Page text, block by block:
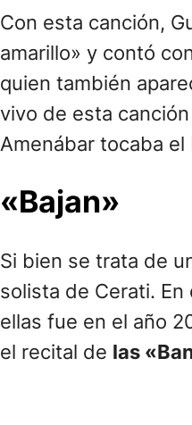
Con esta canción,
amarillo» y contó
quien también
vivo de esta
Amenábar tocaba el
«Bajan»
Si bien se trata de
solista de Cerati.
ellas fue en el año
el recital de las